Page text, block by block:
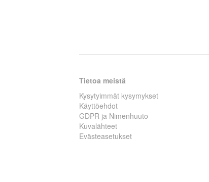
Tietoa meistä
Kysytyimmät kysymykset
Käyttöehdot
GDPR ja Nimenhuuto
Kuvalähteet
Evästeasetukset